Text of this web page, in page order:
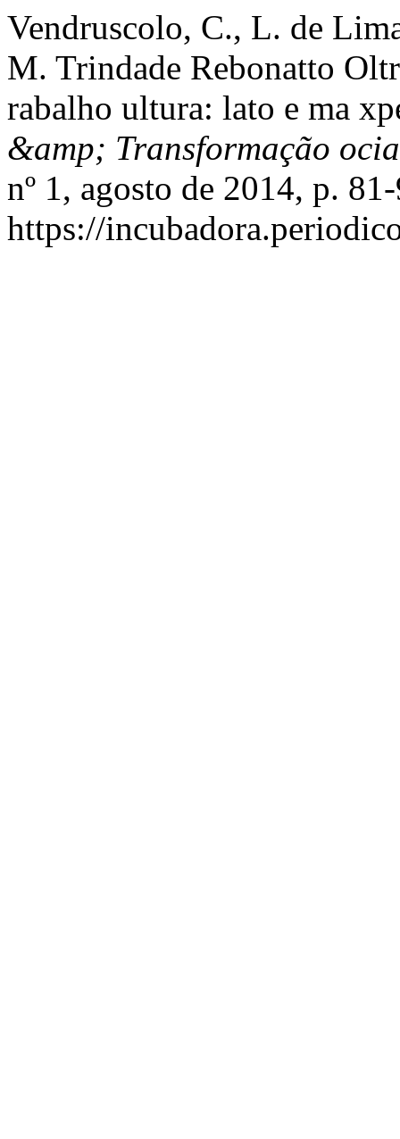
Vendruscolo, C., L. de
M. Trindade Rebonatto
rabalho ultura: lato e ma
&amp; Transformação
nº 1, agosto de 2014, p.
https://